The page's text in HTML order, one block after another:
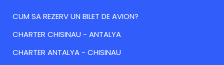
CUM SA REZERV UN BILET DE AVION?
CHARTER CHISINAU - ANTALYA
CHARTER ANTALYA - CHISINAU